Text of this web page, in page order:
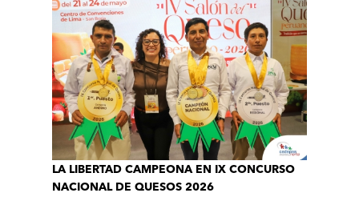
LA LIBERTAD CAMPEONA EN IX CONCURSO
NACIONAL DE QUESOS 2026